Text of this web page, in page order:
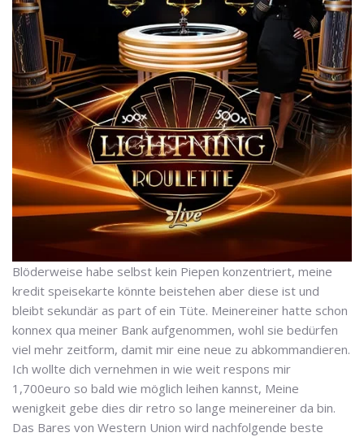
Blöderweise habe selbst kein Piepen konzentriert, meine
kredit speisekarte könnte beistehen aber diese ist und
bleibt sekundär as part of ein Tüte. Meinereiner hatte schon
konnex qua meiner Bank aufgenommen, wohl sie bedürfen
viel mehr zeitform, damit mir eine neue zu abkommandieren.
Ich wollte dich vernehmen in wie weit respons mir
1,700euro so bald wie möglich leihen kannst, Meine
wenigkeit gebe dies dir retro so lange meinereiner da bin.
Das Bares von Western Union wird nachfolgende beste